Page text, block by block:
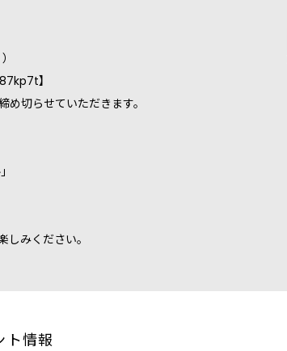
】
らせていただきます。
みください。
ト情報